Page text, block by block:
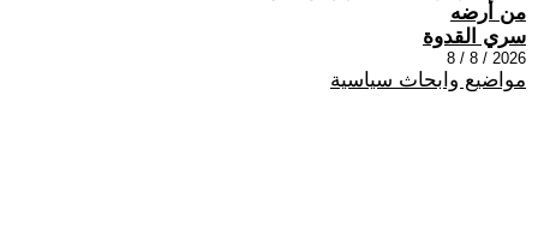
من أرضه
سري القدوة
2026 / 8 / 8
مواضيع وابحاث سياسية